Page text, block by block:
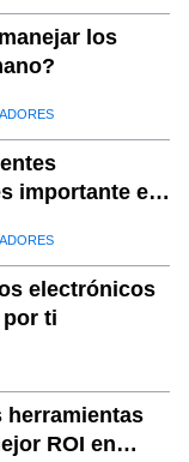
los
importante en
electrónicos
ti
herramientas
ROI en